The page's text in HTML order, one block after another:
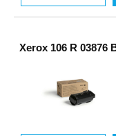
Xerox 106 R 03876